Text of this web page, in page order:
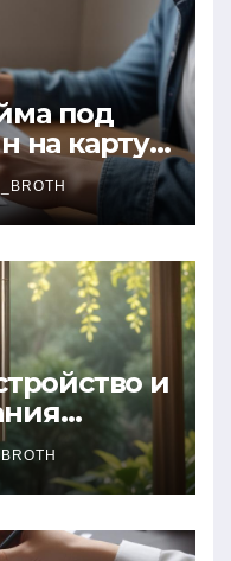
под
на карту
порядок,
и